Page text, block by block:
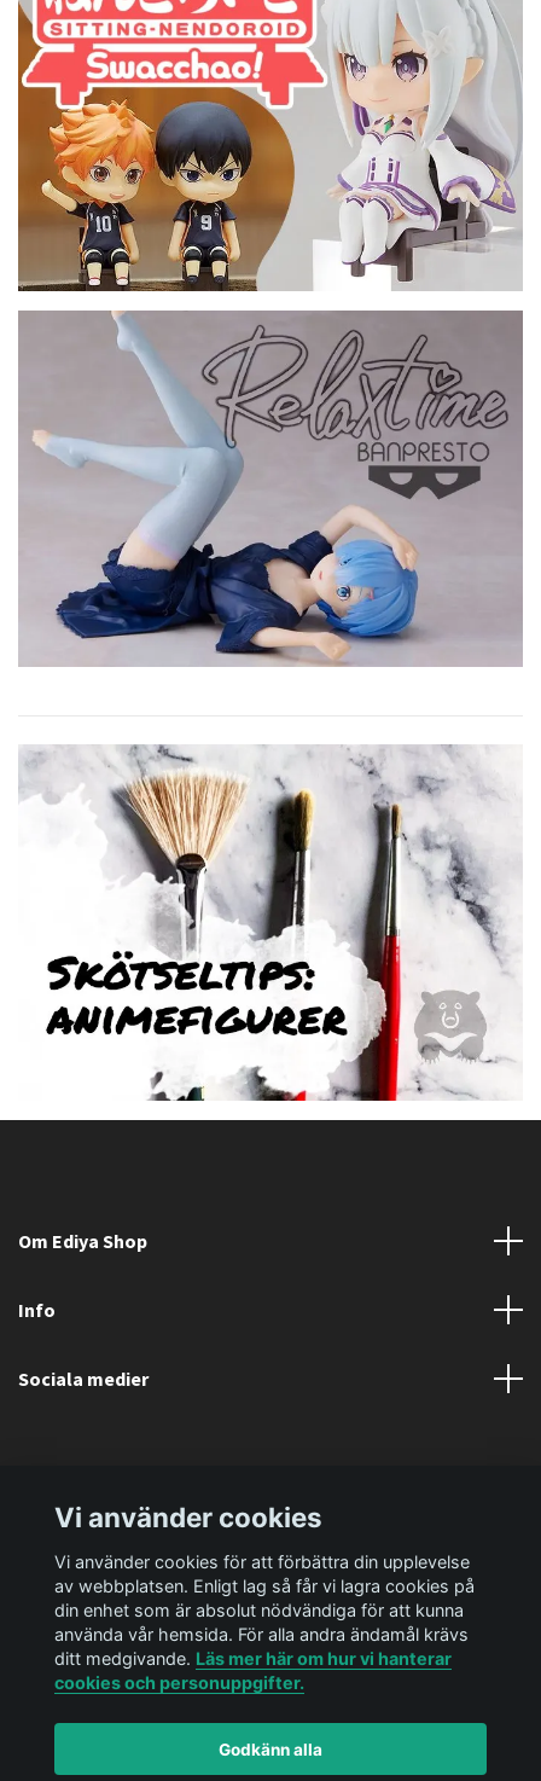
Om Ediya Shop
Info
Sociala medier
© 2026 Ediya Shop ABPowered by Quickbutik
Vi använder cookies
Vi använder cookies för att förbättra din upplevelse
av webbplatsen. Enligt lag så får vi lagra cookies på
din enhet som är absolut nödvändiga för att kunna
använda vår hemsida. För alla andra ändamål krävs
ditt medgivande. Läs mer här om hur vi hanterar
cookies och personuppgifter.
Godkänn alla